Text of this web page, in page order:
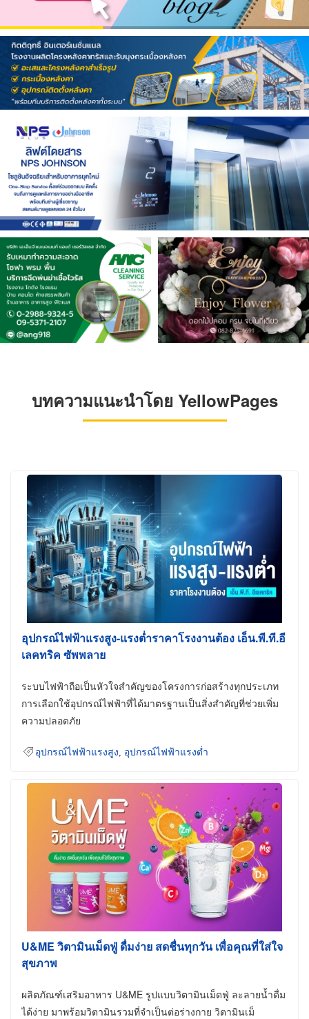
บทความแนะนำโดย YellowPages
อุปกรณ์ไฟฟ้าแรงสูง-แรงต่ำราคาโรงงานต้อง เอ็น.พี.ที.อี
เลคทริค ซัพพลาย
ระบบไฟฟ้าถือเป็นหัวใจสำคัญของโครงการก่อสร้างทุกประเภท
การเลือกใช้อุปกรณ์ไฟฟ้าที่ได้มาตรฐานเป็นสิ่งสำคัญที่ช่วยเพิ่ม
ความปลอดภัย
อุปกรณ์ไฟฟ้าแรงสูง อุปกรณ์ไฟฟ้าแรงต่ำ
U&ME วิตามินเม็ดฟู่ ดื่มง่าย สดชื่นทุกวัน เพื่อคุณที่ใส่ใจ
สุขภาพ
ผลิตภัณฑ์เสริมอาหาร U&ME รูปแบบวิตามินเม็ดฟู่ ละลายน้ำดื่ม
ได้ง่าย มาพร้อมวิตามินรวมที่จำเป็นต่อร่างกาย วิตามินเม็